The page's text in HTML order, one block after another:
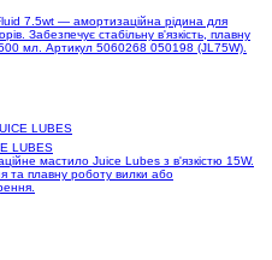
7.5wt — амортизаційна рідина для
Забезпечує стабільну в'язкість, плавну
мл. Артикул 5060268 050198 (JL75W).
LUBES
мастило Juice Lubes з в'язкістю 15W.
та плавну роботу вилки або